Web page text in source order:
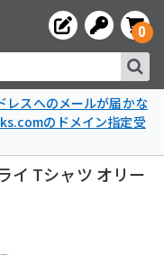
0
レスへのメールが届かな
のドメイン指定受
イ Tシャツ オリー